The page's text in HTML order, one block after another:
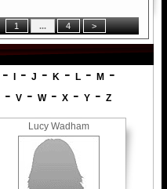
- - J - K - L- M-
-V -W-X -Y -Z
Lucy Wadham